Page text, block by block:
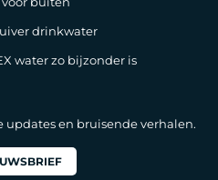
drinkwater
water zo bijzonder is
updates en bruisende verhalen.